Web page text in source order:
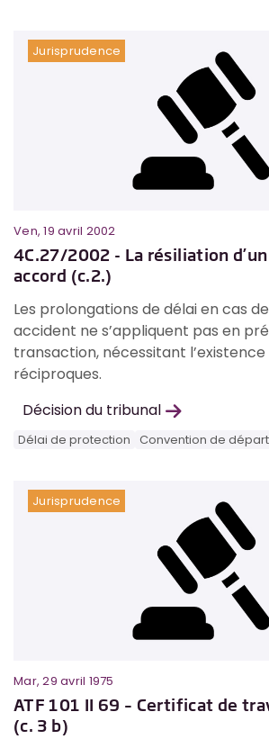
Jurisprudence
Ven, 19 avril 2002
4C.27/2002 - La résiliation
accord (c.2.)
Les prolongations de délai en cas
accident ne s’appliquent pas en
transaction, nécessitant
réciproques.
Décision du tribunal
Délai de protection Convention de départ
Jurisprudence
Mar, 29 avril 1975
ATF 101 II 69 – Certificat de
(c. 3 b)